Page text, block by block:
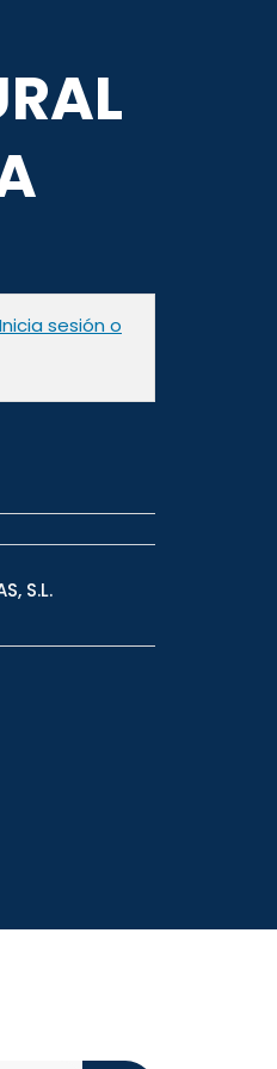
Inicia sesión o
S.L.